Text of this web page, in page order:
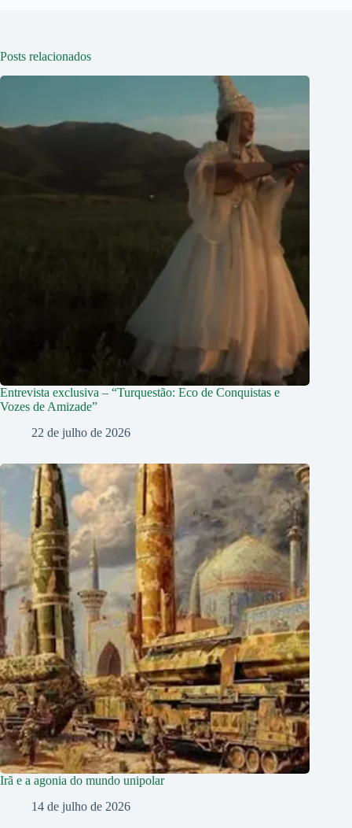
Posts relacionados
Entrevista exclusiva – “Turquestão: Eco de Conquistas e
Vozes de Amizade”
22 de julho de 2026
Irã e a agonia do mundo unipolar
14 de julho de 2026